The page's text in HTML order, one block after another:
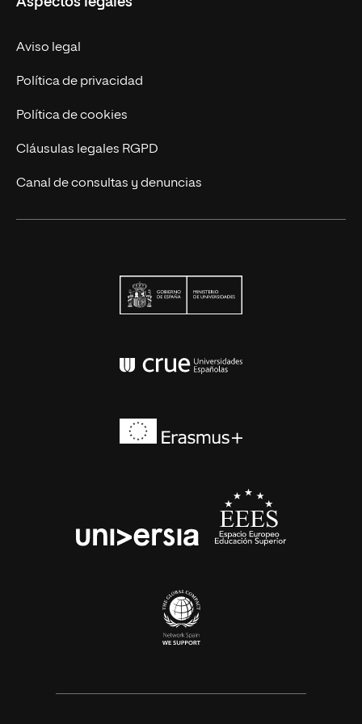
Trabaja en UNIR
Actualidad
Contáctanos
Aviso legal
Política de privacidad
Política de cookies
Cláusulas legales RGPD
Canal de consultas y denuncias